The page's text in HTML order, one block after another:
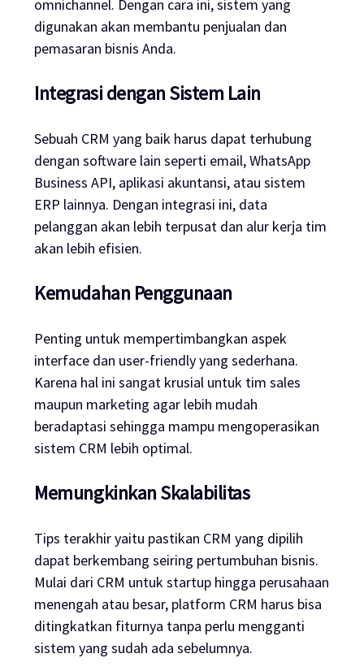
omnichannel. Dengan cara ini, sistem yang
digunakan akan membantu penjualan dan
pemasaran bisnis Anda.
Integrasi dengan Sistem Lain
Sebuah CRM yang baik harus dapat terhubung
dengan software lain seperti email, WhatsApp
Business API, aplikasi akuntansi, atau sistem
ERP lainnya. Dengan integrasi ini, data
pelanggan akan lebih terpusat dan alur kerja tim
akan lebih efisien.
Kemudahan Penggunaan
Penting untuk mempertimbangkan aspek
interface dan user-friendly yang sederhana.
Karena hal ini sangat krusial untuk tim sales
maupun marketing agar lebih mudah
beradaptasi sehingga mampu mengoperasikan
sistem CRM lebih optimal.
Memungkinkan Skalabilitas
Tips terakhir yaitu pastikan CRM yang dipilih
dapat berkembang seiring pertumbuhan bisnis.
Mulai dari CRM untuk startup hingga perusahaan
menengah atau besar, platform CRM harus bisa
ditingkatkan fiturnya tanpa perlu mengganti
sistem yang sudah ada sebelumnya.